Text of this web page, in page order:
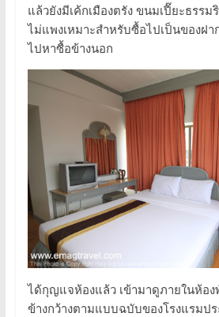
แล้วยังมีเค้กเมืองตรัง ขนมเปี๊ยะธรร
ไม่แพงเหมาะสำหรับซื้อไปเป็นของฝ
ไปหาซื้อข้างนอก
ได้กุญแจห้องแล้ว เข้ามาดูภายในห้อ
ข้างกว้างตามแบบฉบับของโรงแรมป